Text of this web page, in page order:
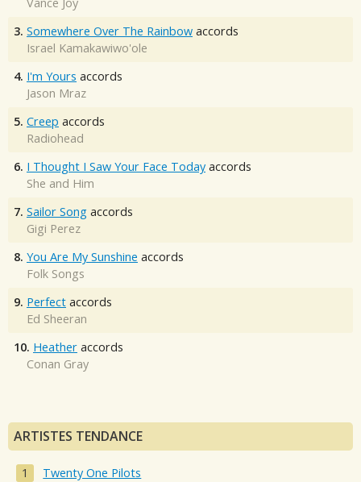
Vance Joy
3. Somewhere Over The Rainbow accords
Israel Kamakawiwo'ole
4. I'm Yours accords
Jason Mraz
5. Creep accords
Radiohead
6. I Thought I Saw Your Face Today accords
She and Him
7. Sailor Song accords
Gigi Perez
8. You Are My Sunshine accords
Folk Songs
9. Perfect accords
Ed Sheeran
10. Heather accords
Conan Gray
ARTISTES TENDANCE
Twenty One Pilots